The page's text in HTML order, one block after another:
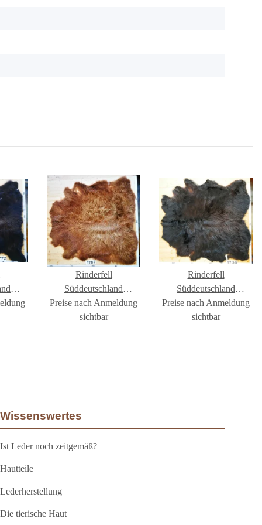
Rinderfell
Süddeutschland
Langhaar #FR1787
Preise nach Anmeldung
sichtbar
Rinderfell
Süddeutschland
Langhaar #FR1758
Preise nach Anmeldung
sichtbar
Wissenswertes
Ist Leder noch zeitgemäß?
Hautteile
Lederherstellung
Die tierische Haut